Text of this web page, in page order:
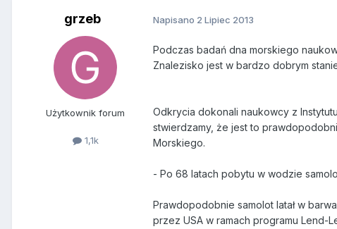
grzeb
Użytkownik forum
1,1k
Napisano 2 Lipiec 2013
Podczas badań dna morskiego
Znalezisko jest w bardzo dobrym
Odkrycia dokonali naukowcy z
stwierdzamy, że jest to
Morskiego.
- Po 68 latach pobytu w wodzie
Prawdopodobnie samolot latał w
przez USA w ramach programu Lend-